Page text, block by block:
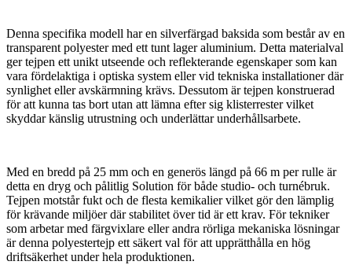
Denna specifika modell har en silverfärgad baksida som består av en
transparent polyester med ett tunt lager aluminium. Detta materialval
ger tejpen ett unikt utseende och reflekterande egenskaper som kan
vara fördelaktiga i optiska system eller vid tekniska installationer där
synlighet eller avskärmning krävs. Dessutom är tejpen konstruerad
för att kunna tas bort utan att lämna efter sig klisterrester vilket
skyddar känslig utrustning och underlättar underhållsarbete.
Med en bredd på 25 mm och en generös längd på 66 m per rulle är
detta en dryg och pålitlig Solution för både studio- och turnébruk.
Tejpen motstår fukt och de flesta kemikalier vilket gör den lämplig
för krävande miljöer där stabilitet över tid är ett krav. För tekniker
som arbetar med färgvixlare eller andra rörliga mekaniska lösningar
är denna polyestertejp ett säkert val för att upprätthålla en hög
driftsäkerhet under hela produktionen.